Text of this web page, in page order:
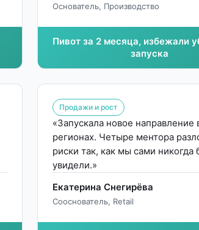
Основатель, Производство
Пивот за 2 месяца, избежали
запуска
Продажи и рост
«Запускала новое направление
регионах. Четыре ментора
риски так, как мы сами никогда
увидели.»
Екатерина Снегирёва
Сооснователь, Retail